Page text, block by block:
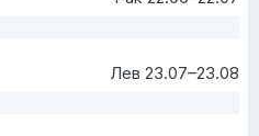
Лев 23.07–23.08